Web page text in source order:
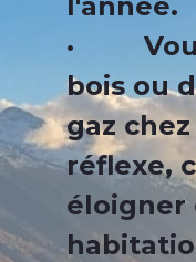
· Vous
bois ou
gaz
réflexe,
éloigner